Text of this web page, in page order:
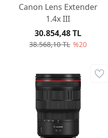
Canon Lens Extender
1.4x III
38.568,10 TL %20
30.854,48 TL